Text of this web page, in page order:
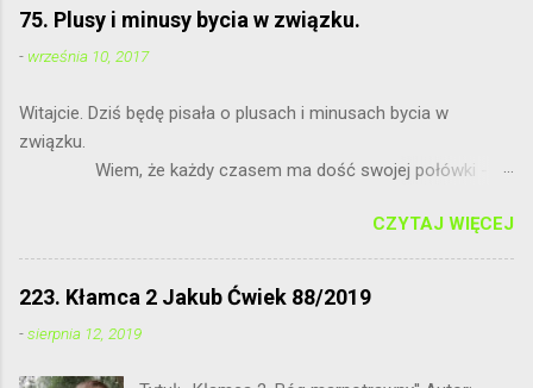
i
j
m
e
75. Plusy i minusy bycia w związku.
- września 10, 2017
Witajcie. Dziś będę pisała o plusach i minusach bycia w
związku.
Wiem, że każdy czasem ma dość swojej połówki - to
Bratnia dusza powinna nas zawsze wspierać.
...
CZYTAJ WIĘCEJ
223. Kłamca 2 Jakub Ćwiek 88/2019
-sierpnia 12, 2019